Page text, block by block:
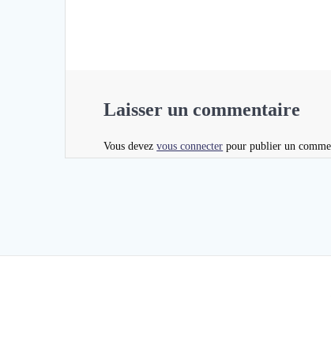
Laisser un commentaire
Vous devezvous connecter pour publier un